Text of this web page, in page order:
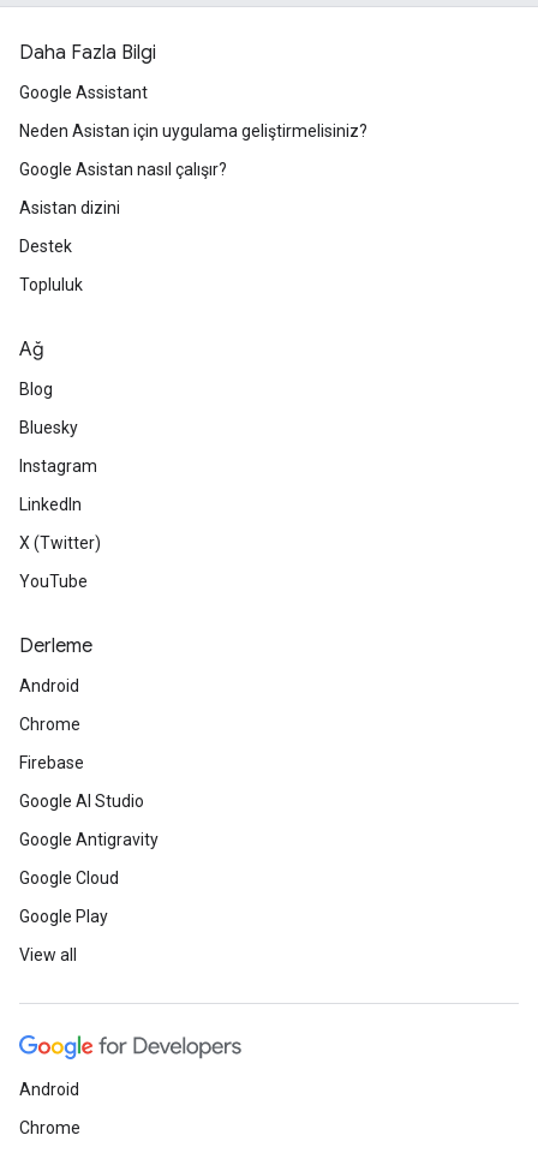
Daha Fazla Bilgi
Google Assistant
Neden Asistan için uygulama geliştirmelisiniz?
Google Asistan nasıl çalışır?
Asistan dizini
Destek
Topluluk
Ağ
Blog
Bluesky
Instagram
LinkedIn
X (Twitter)
YouTube
Derleme
Android
Chrome
Firebase
Google AI Studio
Google Antigravity
Google Cloud
Google Play
View all
Android
Chrome